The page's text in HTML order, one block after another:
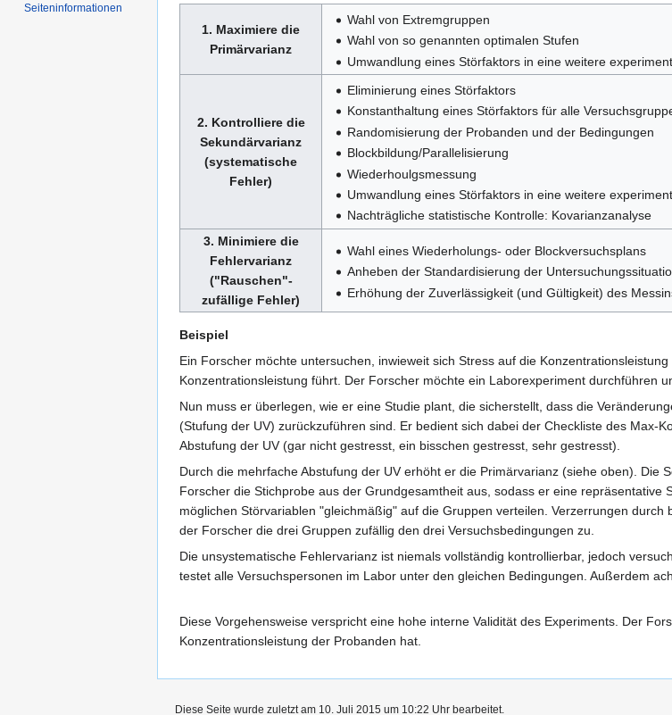
1. Maximiere die
Primärvarianz
Wahl von Extremgruppen
Wahl von so genannten optimalen Stufen
Umwandlung eines Störfaktors in eine weitere
2. Kontrolliere die
Sekundärvarianz
(systematische
Fehler)
Eliminierung eines Störfaktors
Konstanthaltung eines Störfaktors für alle
Randomisierung der Probanden und der Bedingungen
Blockbildung/Parallelisierung
Wiederhoulgsmessung
Umwandlung eines Störfaktors in eine weitere
Nachträgliche statistische Kontrolle: Kovarianzanalyse
3. Minimiere die
Fehlervarianz
("Rauschen"-
zufällige Fehler)
Wahl eines Wiederholungs- oder Blockversuchsplans
Anheben der Standardisierung der
Erhöhung der Zuverlässigkeit (und Gültigkeit) des
Beispiel
Ein Forscher möchte untersuchen, inwieweit sich Stress auf die
Konzentrationsleistung führt. Der Forscher möchte ein Laborexperiment durchführen
Nun muss er überlegen, wie er eine Studie plant, die sicherstellt, dass die
(Stufung der UV) zurückzuführen sind. Er bedient sich dabei der Checkliste des
Abstufung der UV (gar nicht gestresst, ein bisschen gestresst, sehr gestresst).
Durch die mehrfache Abstufung der UV erhöht er die Primärvarianz (siehe oben).
Forscher die Stichprobe aus der Grundgesamtheit aus, sodass er eine
möglichen Störvariablen "gleichmäßig" auf die Gruppen verteilen. Verzerrungen
der Forscher die drei Gruppen zufällig den drei Versuchsbedingungen zu.
Die unsystematische Fehlervarianz ist niemals vollständig kontrollierbar, jedoch
testet alle Versuchspersonen im Labor unter den gleichen Bedingungen. Außerdem
Diese Vorgehensweise verspricht eine hohe interne Validität des Experiments. Der
Konzentrationsleistung der Probanden hat.
Seiten­informationen
Diese Seite wurde zuletzt am 10. Juli 2015 um 10:22 Uhr bearbeitet.